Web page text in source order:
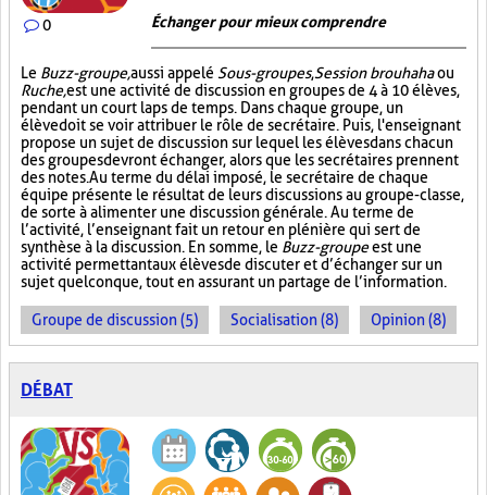
0 Échanger pour mieux comprendre
Le Buzz-groupe,aussi appelé Sous-groupes,Session brouhahaou
Ruche,est une activité de discussion en groupes de 4 à 10 élèves,
pendant un court laps de temps. Dans chaque groupe, un
élève doit se voir attribuer le rôle de secrétaire. Puis, l'enseignant
propose un sujet de discussion sur lequel les élèves dans chacun
des groupes devront échanger, alors que les secrétaires prennent
des notes. Au terme du délai imposé, le secrétaire de chaque
équipe présente le résultat de leurs discussions au groupe-classe,
de sorte à alimenter une discussion générale. Au terme de
l’activité, l’enseignant fait un retour en plénière qui sert de
synthèse à la discussion. En somme, le Buzz-groupeest une
activité permettant aux élèves de discuter et d’échanger sur un
sujet quelconque, tout en assurant un partage de l’information.
Groupe de discussion (5) Socialisation (8) Opinion (8)
DÉBAT